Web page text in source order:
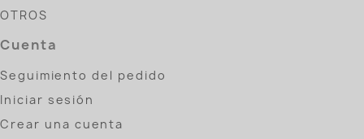
OTROS
Cuenta
Seguimiento del pedido
Iniciar sesión
Crear una cuenta